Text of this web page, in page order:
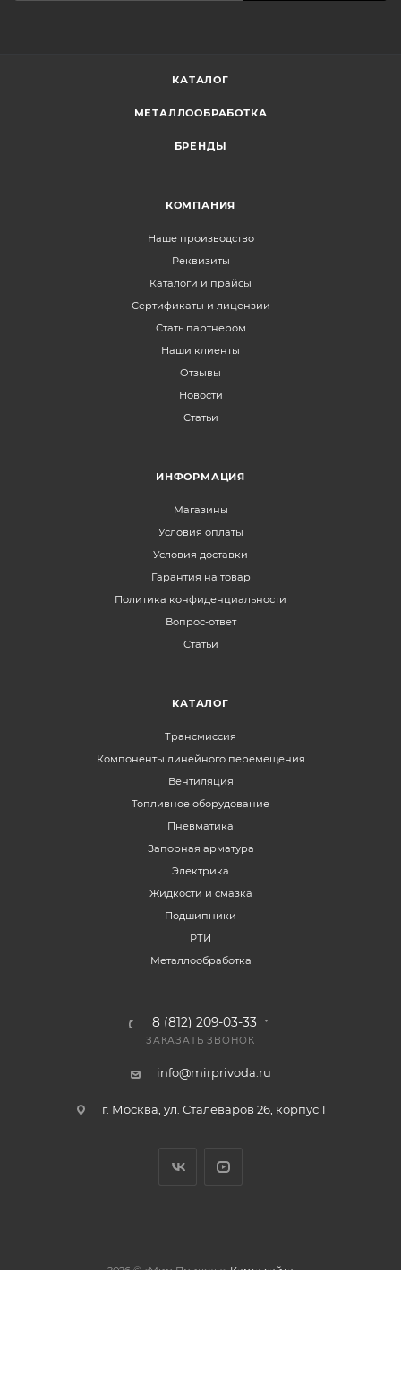
КАТАЛОГ
МЕТАЛЛООБРАБОТКА
БРЕНДЫ
КОМПАНИЯ
Наше производство
Реквизиты
Каталоги и прайсы
Сертификаты и лицензии
Стать партнером
Наши клиенты
Отзывы
Новости
Статьи
ИНФОРМАЦИЯ
Магазины
Условия оплаты
Условия доставки
Гарантия на товар
Политика конфиденциальности
Вопрос-ответ
Статьи
КАТАЛОГ
Трансмиссия
Компоненты линейного перемещения
Вентиляция
Топливное оборудование
Пневматика
Запорная арматура
Электрика
Жидкости и смазка
Подшипники
РТИ
Металлообработка
8 (812) 209-03-33
ЗАКАЗАТЬ ЗВОНОК
info@mirprivoda.ru
г. Москва, ул. Сталеваров 26, корпус 1
2026 © «Мир Привода» Карта сайта